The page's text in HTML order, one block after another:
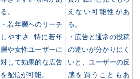
る。
・若年層へのリーチ
しやすさ: 特に若年
層や女性ユーザーに
対して効果的な広告
を配信が可能。
えない可能性があ
る。
・広告と通常の投稿
の違いが分かりにく
いと、ユーザーの反
感を買うこともあ